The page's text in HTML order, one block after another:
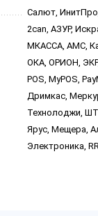
Салют,
2can, АЗУР,
МКАССА, АМС,
ОКА, ОРИОН,
POS, MyPOS,
Дримкас,
Технолоджи,
Ярус, Мещера,
Электроника,